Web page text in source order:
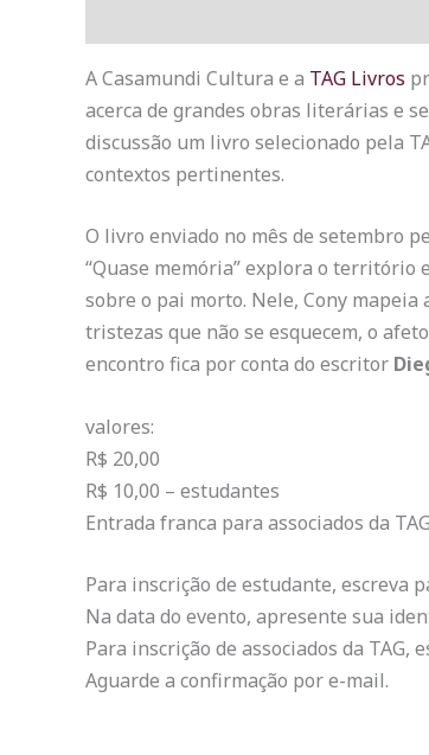
A Casamundi Cultura e a TAG Livros
acerca de grandes obras literárias e
discussão um livro selecionado pela
contextos pertinentes.
O livro enviado no mês de setembro
“Quase memória” explora o território
sobre o pai morto. Nele, Cony
tristezas que não se esquecem, o
encontro fica por conta do escritor
valores:
R$ 20,00
R$ 10,00 – estudantes
Entrada franca para associados da
Para inscrição de estudante, escreva
Na data do evento, apresente sua
Para inscrição de associados da TAG,
Aguarde a confirmação por e-mail.